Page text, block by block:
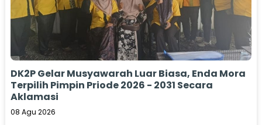
DK2P Gelar Musyawarah Luar Biasa, Enda Mora
Terpilih Pimpin Priode 2026 - 2031 Secara
Aklamasi
08 Agu 2026